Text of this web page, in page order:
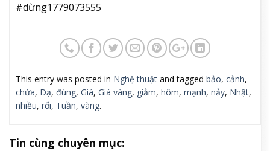
#dừng1779073555
This entry was posted in Nghệ thuật and tagged bảo, cảnh,
chứa, Dạ, đúng, Giá, Giá vàng, giảm, hôm, mạnh, nảy, Nhật,
nhiều, rối, Tuần, vàng.
Tin cùng chuyên mục: